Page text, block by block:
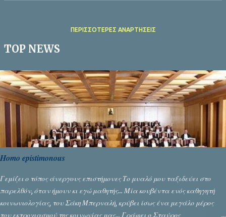
ΠΕΡΙΣΣΌΤΕΡΕΣ ΑΝΑΡΤΉΣΕΙΣ
TOP NEWS
Homo epistimonous
Γεμίζει ο τόπος άνεργους επιστήμονες Το μυαλό μου ταξιδεύει στο
παρελθόν, όταν ήμουν κι εγώ μαθητής... Μία κουβέντα ενός καθηγητή
κοινωνιολογίας, του Σάκη Μπερναλή, κρύβει ίσως ένα μεγάλο μέρος
του εκτροχιασμού της κοινωνίας μας... Γράφει ο Σταύρος